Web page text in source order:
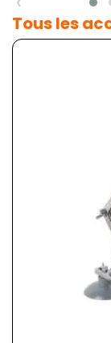
Tous les